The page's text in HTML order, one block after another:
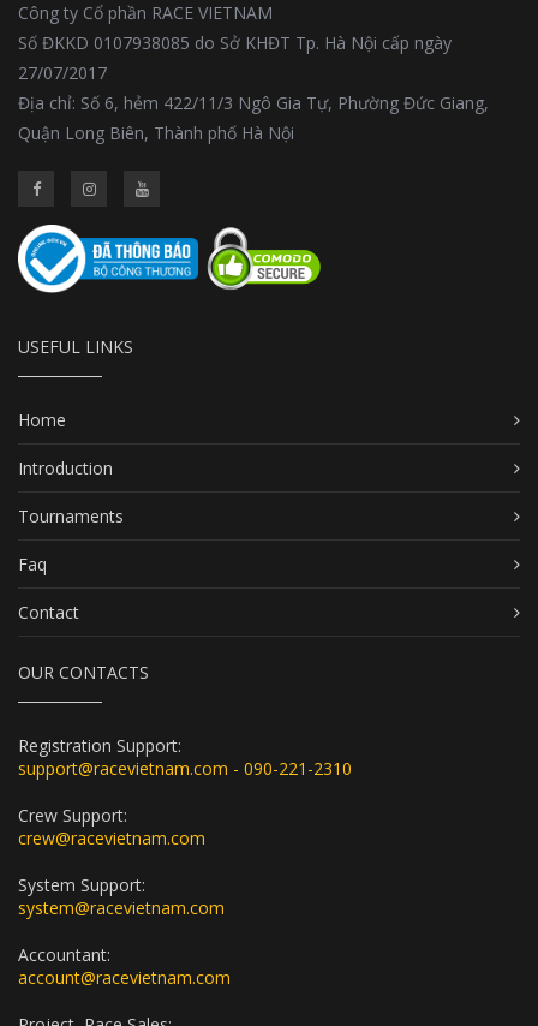
Công ty Cổ phần RACE VIETNAM
Số ĐKKD 0107938085 do Sở KHĐT Tp. Hà Nội cấp ngày
27/07/2017
Địa chỉ: Số 6, hẻm 422/11/3 Ngô Gia Tự, Phường Đức Giang,
Quận Long Biên, Thành phố Hà Nội
USEFUL LINKS
Home
Introduction
Tournaments
Faq
Contact
OUR CONTACTS
Registration Support:
support@racevietnam.com - 090-221-2310
Crew Support:
crew@racevietnam.com
System Support:
system@racevietnam.com
Accountant:
account@racevietnam.com